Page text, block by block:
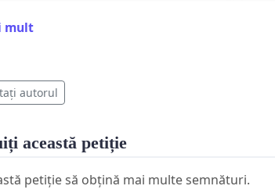
mult
autorul
această petiție
petiție să obțină mai multe semnături.